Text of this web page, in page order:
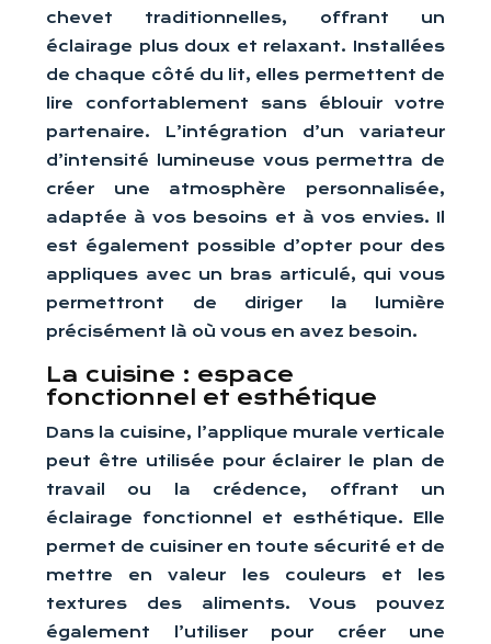
chevet traditionnelles, offrant un
éclairage plus doux et relaxant. Installées
de chaque côté du lit, elles permettent de
lire confortablement sans éblouir votre
partenaire. L’intégration d’un variateur
d’intensité lumineuse vous permettra de
créer une atmosphère personnalisée,
adaptée à vos besoins et à vos envies. Il
est également possible d’opter pour des
appliques avec un bras articulé, qui vous
permettront de diriger la lumière
précisément là où vous en avez besoin.
La cuisine : espace
fonctionnel et esthétique
Dans la cuisine, l’applique murale verticale
peut être utilisée pour éclairer le plan de
travail ou la crédence, offrant un
éclairage fonctionnel et esthétique. Elle
permet de cuisiner en toute sécurité et de
mettre en valeur les couleurs et les
textures des aliments. Vous pouvez
également l’utiliser pour créer une